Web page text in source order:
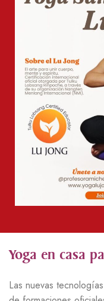
Yoga en casa
Las nuevas